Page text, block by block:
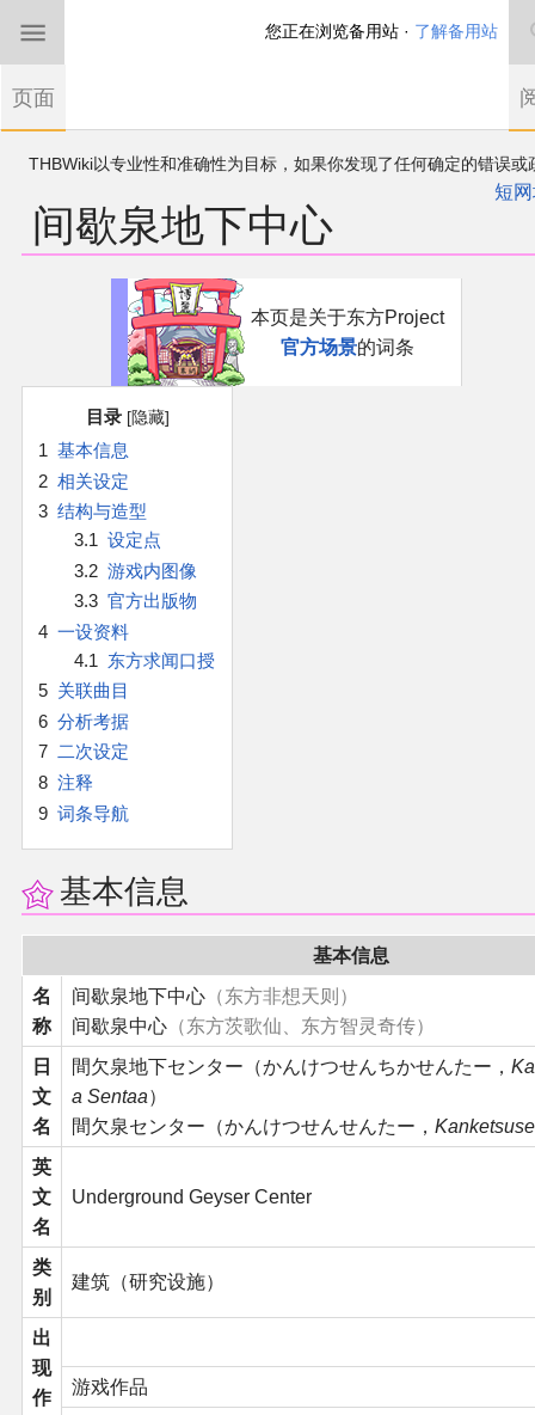
THBWiki以专业性和准确性为目标，如果你发现了任何确定的错误或
如果您是第一次来到这里，请点击右上角注册一
帐户
有任何意见、建议、求助、反馈都可以在
短
间歇泉地下中心
航
索
本页是关于东方Project
官方场景的词条
目录
1 基本信息
2 相关设定
3 结构与造型
3.1 设定点
3.2 游戏内图像
3.3 官方出版物
4 一设资料
4.1 东方求闻口授
5 关联曲目
6 分析考据
7 二次设定
8 注释
9 词条导航
基本信息
基本信息
名
称
间歇泉地下中心 （东方非想天则）
间歇泉中心 （东方茨歌仙、东方智灵奇传）
日
文
名
間欠泉地下センター（かんけつせんちかせんたー，
a Sentaa）
間欠泉センター（かんけつせんせんたー，
英
文
名
Underground Geyser Center
类
别
建筑（研究设施）
出
现
作
游戏作品
您正在浏览备用站 · 了解备用站
页面
首页
东方Project
东方同人规约
沙盒（建议使用）
加入我们
官方作品
官方游戏
官方音乐
官方书籍
官方角色
东方相关活动
其他相关项目
二次创作与活动
展会及活动导航
展会作品列表
商业二次创作
同人二次创作